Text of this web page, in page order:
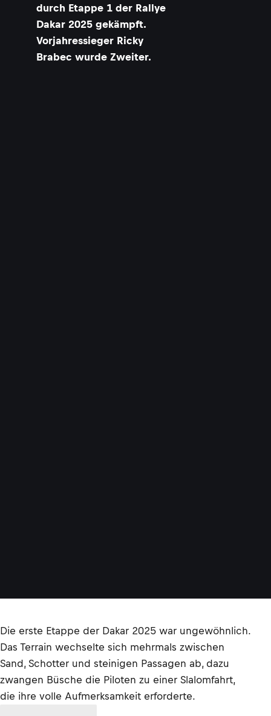
durch Etappe 1 der Rallye
Dakar 2025 gekämpft.
Vorjahressieger Ricky
Brabec wurde Zweiter.
Die erste Etappe der Dakar 2025 war ungewöhnlich.
Das Terrain wechselte sich mehrmals zwischen
Sand, Schotter und steinigen Passagen ab, dazu
zwangen Büsche die Piloten zu einer Slalomfahrt,
die ihre volle Aufmerksamkeit erforderte.